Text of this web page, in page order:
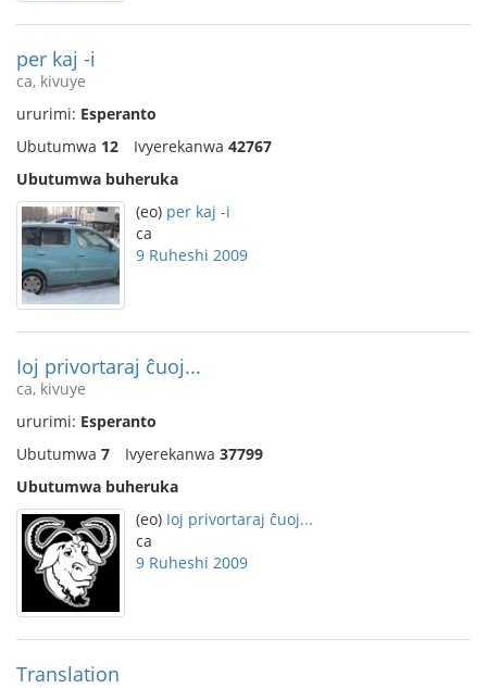
per kaj -i
ca, kivuye
ururimi: Esperanto
Ubutumwa 12 Ivyerekanwa 42767
Ubutumwa buheruka
(eo) per kaj -i
ca
9 Ruheshi 2009
Ioj privortaraj ĉuoj...
ca, kivuye
ururimi: Esperanto
Ubutumwa 7 Ivyerekanwa 37799
Ubutumwa buheruka
(eo) Ioj privortaraj ĉuoj...
ca
9 Ruheshi 2009
Translation